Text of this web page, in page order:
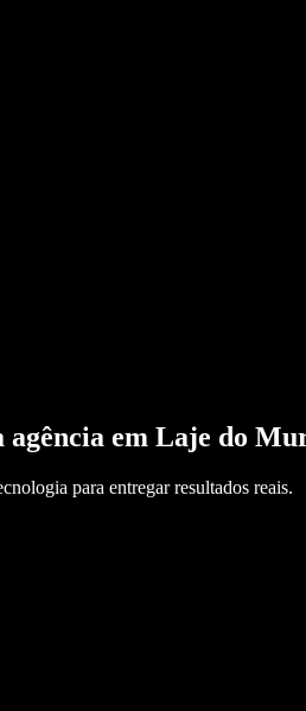
agência em Laje do
para entregar resultados reais.